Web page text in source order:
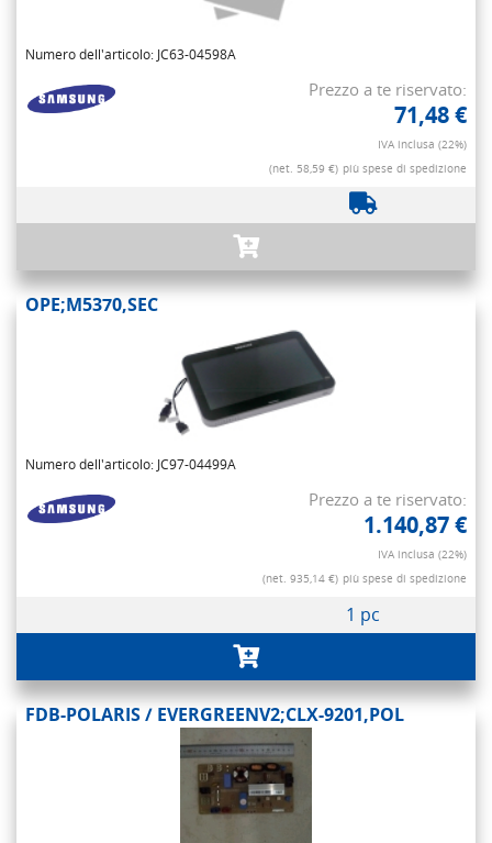
Numero dell'articolo: JC63-04598A
Prezzo a te riservato:
71,48 €
IVA inclusa (22%)
(net. 58,59 €) più spese di spedizione
OPE;M5370,SEC
Numero dell'articolo: JC97-04499A
Prezzo a te riservato:
1.140,87 €
IVA inclusa (22%)
(net. 935,14 €) più spese di spedizione
1 pc
FDB-POLARIS / EVERGREENV2;CLX-9201,POL